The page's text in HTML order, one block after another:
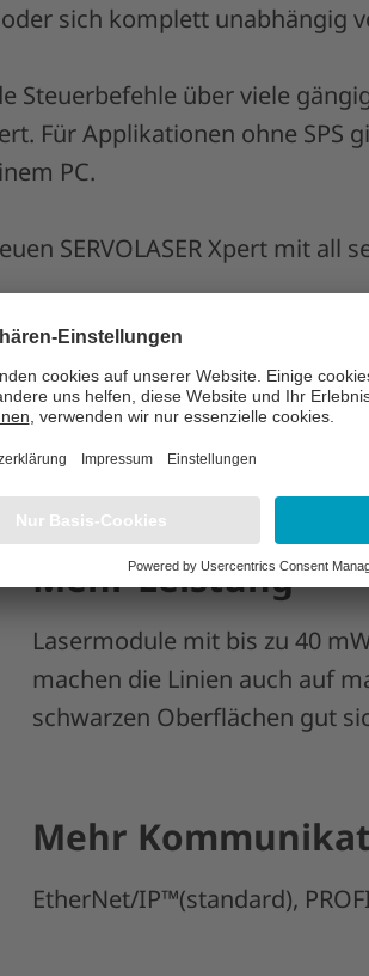
sich komplett unabhängig
Steuerbefehle über viele
Für Applikationen ohne SPS
PC.
SERVOLASER Xpert mit
des
Mehr Leistung
Lasermodule mit bis zu 40
machen die Linien auch auf
schwarzen Oberflächen gut
Mehr
EtherNet/IP™(standard),